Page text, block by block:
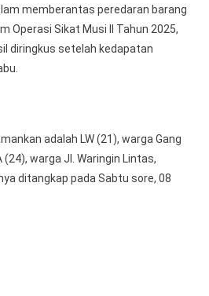
memberantas peredaran barang
Operasi Sikat Musi II Tahun 2025,
diringkus setelah kedapatan
adalah LW (21), warga Gang
(24), warga Jl. Waringin Lintas,
ditangkap pada Sabtu sore, 08